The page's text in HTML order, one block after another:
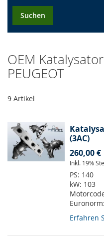
Suchen
OEM
PEUGEOT
9 Artikel
(3AC)
260,00 €
Inkl. 19%
PS: 140
kW: 103
Euronorm:
Erfahren